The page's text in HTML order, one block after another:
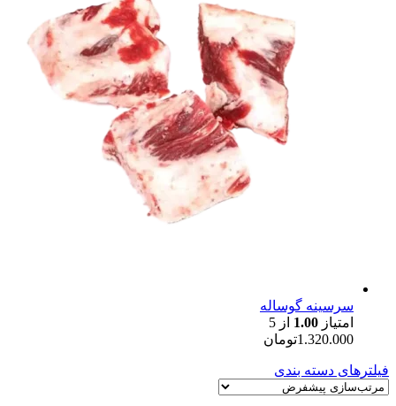
سرسینه گوساله
امتیاز 1.00 از 5
1.320.000تومان
فیلترهای دسته بندی